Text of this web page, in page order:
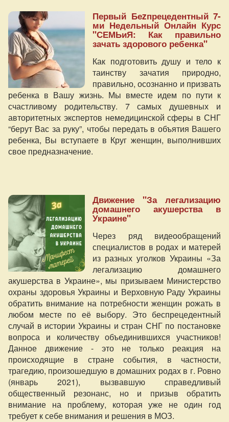
Первый Беzпрецедентный 7-
ми Недельный Онлайн Курс
"СЕМЬиЯ: Как правильно
зачать здорового ребенка"
Как подготовить душу и тело к
таинству зачатия природно,
правильно, осознанно и призвать
ребенка в Вашу жизнь. Мы вместе идем по пути к
счастливому родительству. 7 самых душевных и
авторитетных экспертов немедицинской сферы в СНГ
“берут Вас за руку”, чтобы передать в объятия Вашего
ребенка, Вы вступаете в Круг женщин, выполнивших
свое предназначение.
Движение "За легализацию
домашнего акушерства в
Украине"
Через ряд видеообращений
специалистов в родах и матерей
из разных уголков Украины «За
легализацию домашнего
акушерства в Украине», мы призываем Министерство
охраны здоровья Украины и Верховную Раду Украины
обратить внимание на потребности женщин рожать в
любом месте по её выбору. Это беспрецедентный
случай в истории Украины и стран СНГ по постановке
вопроса и количеству объединившихся участников!
Данное движение - это не только реакция на
происходящие в стране события, в частности,
трагедию, произошедшую в домашних родах в г. Ровно
(январь 2021), вызвавшую справедливый
общественный резонанс, но и призыв обратить
внимание на проблему, которая уже не один год
требует к себе внимания и решения в МОЗ.